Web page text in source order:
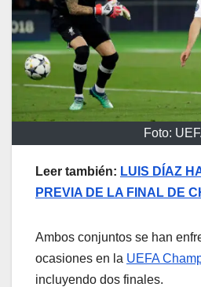
Foto:
Leer también: LUIS DÍAZ
PREVIA DE LA FINAL DE
Ambos conjuntos se han
ocasiones en la UEFA
incluyendo dos finales.